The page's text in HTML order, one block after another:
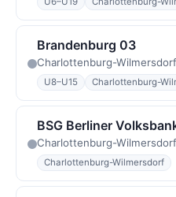
Brandenburg 03
Charlottenburg-Wilmersdorf
U8–U15 Charlottenburg-
BSG Berliner
Charlottenburg-Wilmersdorf
Charlottenburg-Wilmersdorf